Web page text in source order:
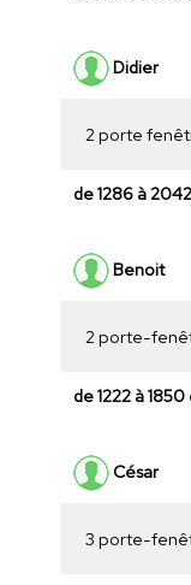
Didier
2 porte
de 1286 à
Benoit
2 porte-
de 1222 à
César
3 porte-